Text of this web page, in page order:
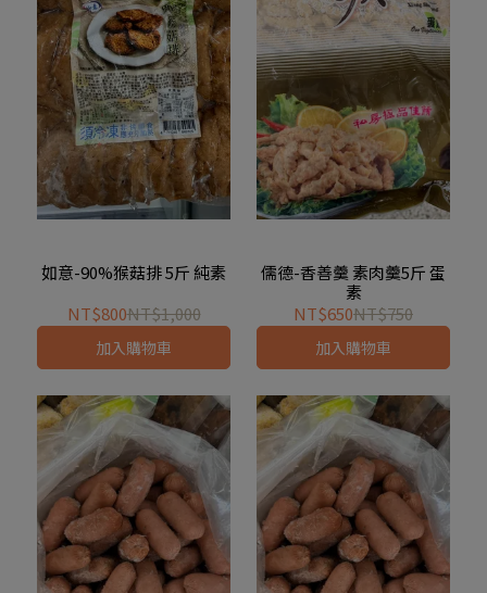
如意-90%猴菇排 5斤 純素
NT$800NT$1,000
加入購物車
儒德-香善羹 素肉羹5斤 蛋
素
NT$650NT$750
加入購物車